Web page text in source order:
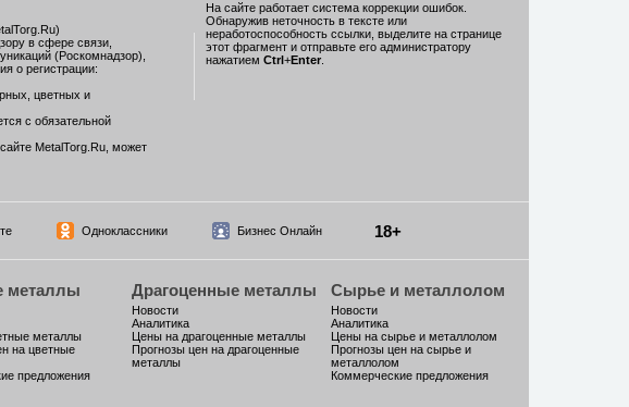
в сфере связи,
(Роскомнадзор),
о регистрации:
цветных и
с обязательной
MetalTorg.Ru, может
На сайте работает система коррекции ошибок.
Обнаружив неточность в тексте или
неработоспособность ссылки, выделите на странице
этот фрагмент и отправьте его администратору
нажатием Ctrl+Enter
Одноклассники Бизнес Онлайн 18+
металлы
металлы
на цветные
предложения
Драгоценные металлы
Новости
Аналитика
Цены на драгоценные металлы
Прогнозы цен на драгоценные
металлы
Сырье и металлолом
Новости
Аналитика
Цены на сырье и металлолом
Прогнозы цен на сырье и
металлолом
Коммерческие предложения